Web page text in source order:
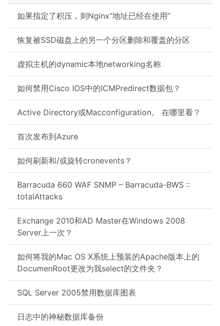
如果指定了积压，则Nginx“地址已经在使用”
恢复被SSD磁盘上的另一个分区删除和覆盖的分区
虚拟主机的dynamic本地networking名称
如何禁用Cisco IOS中的ICMPredirect数据包？
Active Directory或Macconfiguration。 在哪里看？
首次发布到Azure
如何刷新和/或旋转cronevents？
Barracuda 660 WAF SNMP – Barracuda-BWS ::
totalAttacks
Exchange 2010和AD Master在Windows 2008
Server上一次？
如何将我的Mac OS X系统上预装的Apache版本上的
DocumenRoot更改为我select的文件夹？
SQL Server 2005禁用数据库图表
日志中的神秘数据库备份